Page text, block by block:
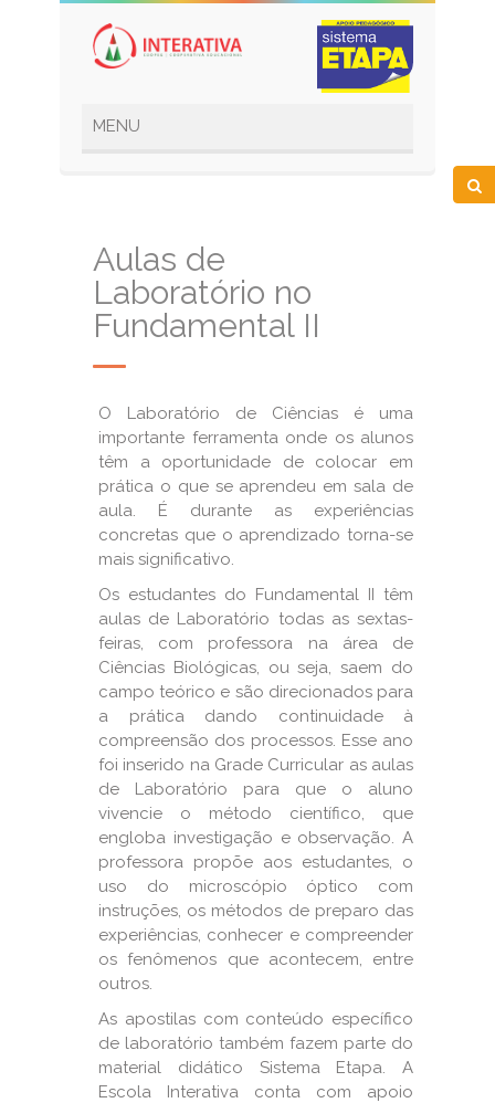
Aulas de
Laboratório no
Fundamental II
O Laboratório de Ciências é uma
importante ferramenta onde os alunos
têm a oportunidade de colocar em
prática o que se aprendeu em sala de
aula. É durante as experiências
concretas que o aprendizado torna-se
mais significativo.
Os estudantes do Fundamental II têm
aulas de Laboratório todas as sextas-
feiras, com professora na área de
Ciências Biológicas, ou seja, saem do
campo teórico e são direcionados para
a prática dando continuidade à
compreensão dos processos. Esse ano
foi inserido na Grade Curricular as aulas
de Laboratório para que o aluno
vivencie o método científico, que
engloba investigação e observação. A
professora propõe aos estudantes, o
uso do microscópio óptico com
instruções, os métodos de preparo das
experiências, conhecer e compreender
os fenômenos que acontecem, entre
outros.
As apostilas com conteúdo específico
de laboratório também fazem parte do
material didático Sistema Etapa. A
Escola Interativa conta com apoio